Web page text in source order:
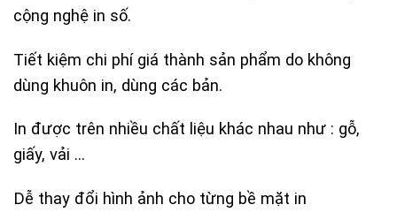
cộng nghệ in số.
Tiết kiệm chi phí giá thành sản phẩm do không
dùng khuôn in, dùng các bản.
In được trên nhiều chất liệu khác nhau như : gỗ,
giấy, vải …
Dễ thay đổi hình ảnh cho từng bề mặt in